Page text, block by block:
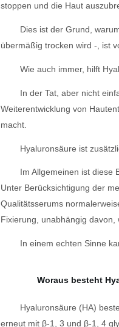
stoppen und die Haut
Dies ist der Grund,
übermäßig trocken wird -, ist
Wie auch immer, hilft
In der Tat, aber nicht
Weiterentwicklung von
macht.
Hyaluronsäure ist
Im Allgemeinen ist diese
Unter Berücksichtigung der
Qualitätsserums
Fixierung, unabhängig davon,
In einem echten Sinne
Woraus besteht
Hyaluronsäure (HA)
erneut mit β-1, 3 und β-1, 4